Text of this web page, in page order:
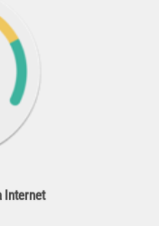
Internet